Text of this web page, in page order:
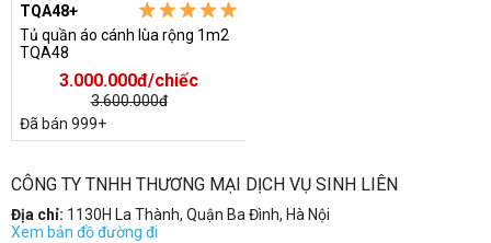
TQA48+
Tủ quần áo cánh lùa rộng 1m2
TQA48
3.000.000đ/chiếc
3.600.000đ
Đã bán 999+
CÔNG TY TNHH THƯƠNG MẠI DỊCH VỤ SINH LIÊN
Địa chỉ: 1130H La Thành, Quận Ba Đình, Hà Nội
Xem bản đồ đường đi